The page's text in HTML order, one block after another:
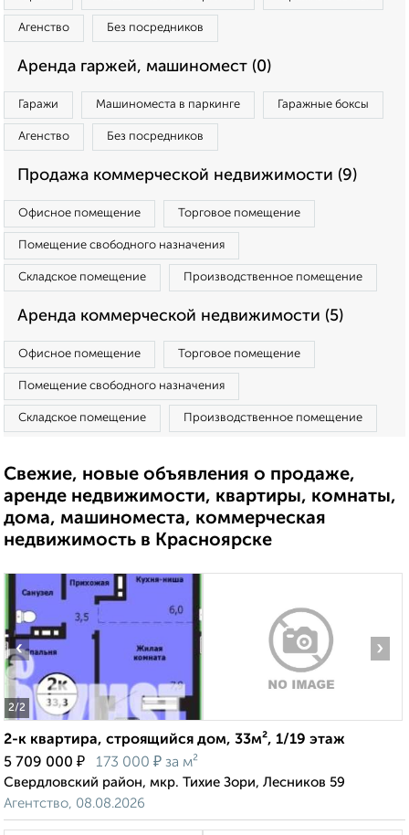
Агенство Без посредников
Аренда гаржей, машиномест (0)
Гаражи Машиноместа в паркинге Гаражные боксы
Агенство Без посредников
Продажа коммерческой недвижимости (9)
Офисное помещение Торговое помещение
Помещение свободного назначения
Складское помещение Производственное помещение
Аренда коммерческой недвижимости (5)
Офисное помещение Торговое помещение
Помещение свободного назначения
Складское помещение Производственное помещение
Свежие, новые объявления о продаже,
аренде недвижимости, квартиры, комнаты,
дома, машиноместа, коммерческая
недвижимость в Красноярске
2/2
‹ ›
2-к квартира, строящийся дом, 33м², 1/19 этаж
5 709 000 ₽ 173 000 ₽ за м²
Свердловский район, мкр. Тихие Зори, Лесников 59
Агентство, 08.08.2026